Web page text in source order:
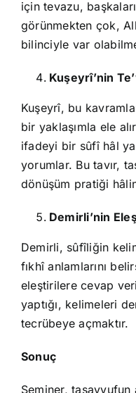
için tevazu,
görünmekten çok,
bilinciyle var
Kuşeyrî’nin
Kuşeyrî, bu
bir yaklaşımla ele
ifadeyi bir sûfî hâl
yorumlar. Bu tavır,
dönüşüm pratiği
Demirli’nin
Demirli, sûfîliğin
fıkhî anlamlarını
eleştirilere cevap
yaptığı, kelimeleri
tecrübeye açmaktır.
Sonuç
Seminer, tasavvufun